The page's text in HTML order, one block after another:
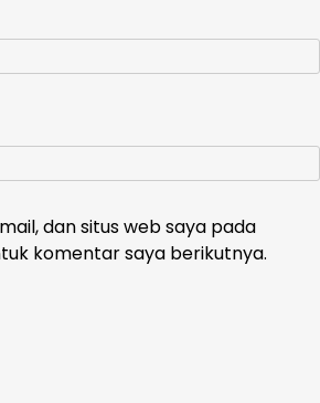
dan situs web saya pada
komentar saya berikutnya.